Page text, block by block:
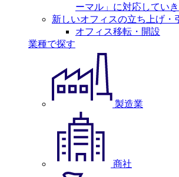
ーマル」に対応してい
新しいオフィスの立ち上げ・
オフィス移転・開設
業種で探す
製造業
商社